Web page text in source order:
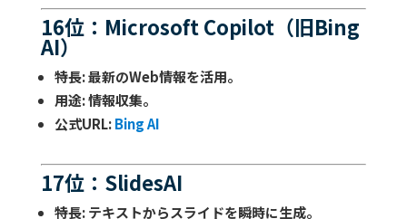
16位：Microsoft Copilot（旧Bing
AI）
特長: 最新のWeb情報を活用。
用途: 情報収集。
公式URL:Bing AI
17位：SlidesAI
特長: テキストからスライドを瞬時に生成。